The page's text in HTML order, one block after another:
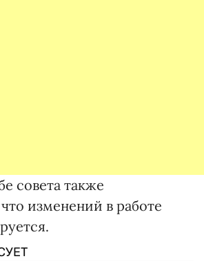
совета также
изменений в работе